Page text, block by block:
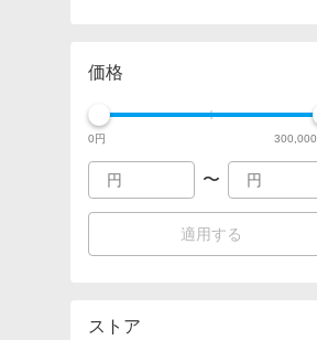
価格
0円 300,000
〜
適用する
ストア